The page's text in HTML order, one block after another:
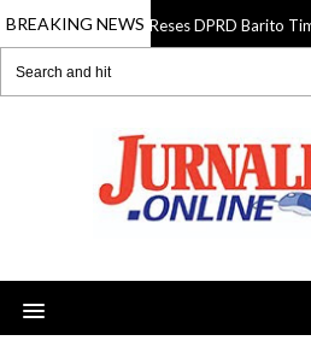
BREAKING NEWS
07 Aug 2026 Reses DPRD Barito